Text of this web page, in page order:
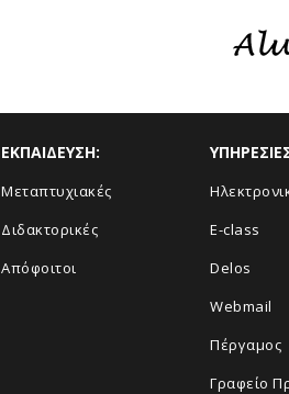
ΕΚΠΑΙΔΕΥΣΗ:
Μεταπτυχιακές
Διδακτορικές
Απόφοιτοι
E-class
Delos
Webmail
Πέργαμος
Γραφείο